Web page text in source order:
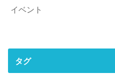
イベント
タグ